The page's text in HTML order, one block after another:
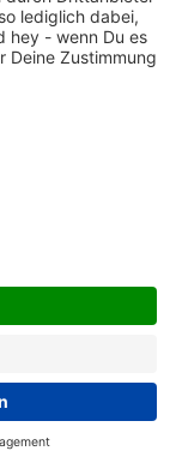
zum
und die
noch
wird sich
E-Bikes
liegt im
Unternehmen